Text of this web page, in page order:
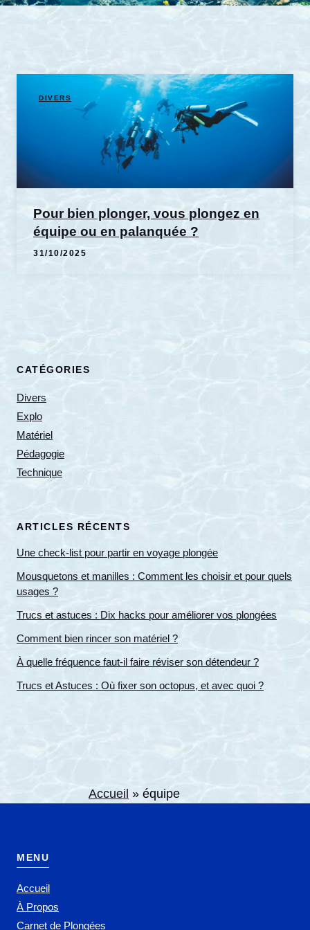
DIVERS
Pour bien plonger, vous plongez en
équipe ou en palanquée ?
31/10/2025
CATÉGORIES
Divers
Explo
Matériel
Pédagogie
Technique
ARTICLES RÉCENTS
Une check-list pour partir en voyage plongée
Mousquetons et manilles : Comment les choisir et pour quels
usages ?
Trucs et astuces : Dix hacks pour améliorer vos plongées
Comment bien rincer son matériel ?
À quelle fréquence faut-il faire réviser son détendeur ?
Trucs et Astuces : Où fixer son octopus, et avec quoi ?
Accueil » équipe
MENU
Accueil
À Propos
Carnet de Plongées